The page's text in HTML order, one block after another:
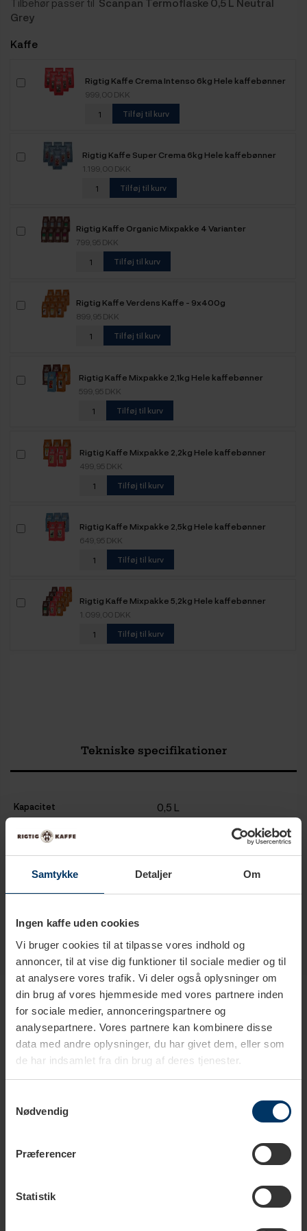
Samtykke Detaljer Om
Ingen kaffe uden cookies
Vi bruger cookies til at tilpasse vores indhold og
annoncer, til at vise dig funktioner til sociale medier og til
at analysere vores trafik. Vi deler også oplysninger om
din brug af vores hjemmeside med vores partnere inden
for sociale medier, annonceringspartnere og
analysepartnere. Vores partnere kan kombinere disse
data med andre oplysninger, du har givet dem, eller som
de har indsamlet fra din brug af deres tjenester.
Nødvendig
Præferencer
Statistik
Grey
Kaffe
Rigtig Kaffe Crema Intenso 6kg Hele kaffebønner
999,00 DKK
Tilføj til kurv
Rigtig Kaffe Super Crema 6kg Hele kaffebønner
1.199,00 DKK
Tilføj til kurv
Rigtig Kaffe Organic Mixpakke 4 Varianter
799,95 DKK
Tilføj til kurv
Rigtig Kaffe Verdens Kaffe - 9x400g
899,95 DKK
Tilføj til kurv
Rigtig Kaffe Mixpakke 2,1kg Hele kaffebønner
599,95 DKK
Tilføj til kurv
Rigtig Kaffe Mixpakke 2,2kg Hele kaffebønner
499,95 DKK
Tilføj til kurv
Rigtig Kaffe Mixpakke 2,5kg Hele kaffebønner
649,95 DKK
Tilføj til kurv
Rigtig Kaffe Mixpakke 5,2kg Hele kaffebønner
1.099,00 DKK
Tilføj til kurv
Tekniske specifikationer
Kapacitet 0,5 L
Farve
Materiale Rustfrit stål
Produkter i samme kategori
1-2 hverdage